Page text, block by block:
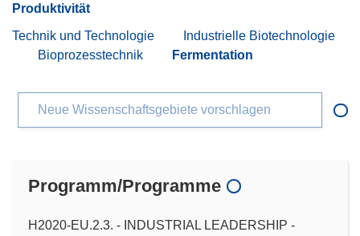
Produktivität
Technik und Technologie
Industrielle Biotechnologie
Bioprozesstechnik
Fermentation
Neue Wissenschaftsgebiete vorschlagen
Programm/Programme
H2020-EU.2.3. - INDUSTRIAL LEADERSHIP -